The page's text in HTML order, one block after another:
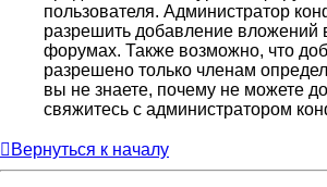
пользователя. Администратор
разрешить добавление вложений
форумах. Также возможно, что
разрешено только членам
вы не знаете, почему не можете
свяжитесь с администратором
Вернуться к началу